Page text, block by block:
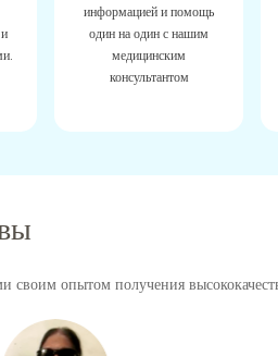
информацией и помощь
один на один с нашим
медицинским
консультантом
своим опытом получения